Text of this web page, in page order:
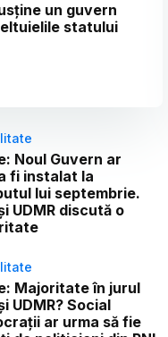
un guvern
statului
Noul Guvern ar
fi instalat la
lui septembrie.
UDMR discută o
Majoritate în jurul
UDMR? Social
ar urma să fie